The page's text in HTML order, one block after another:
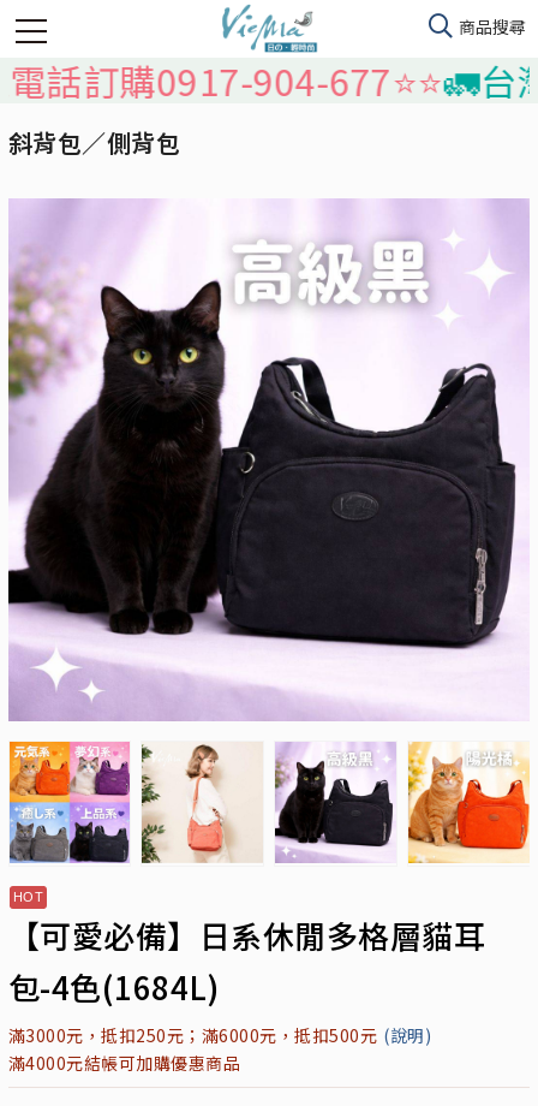
0917-904-677⭐️⭐️🚛台灣本島
斜背包／側背包
【可愛必備】日系休閒多格層貓耳
包-4色(1684L)
滿3000元，抵扣250元；滿6000元，抵扣500元 (說明)
滿4000元結帳可加購優惠商品